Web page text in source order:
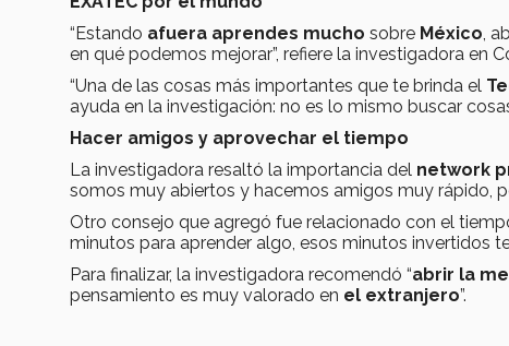
“Estando afuera aprendes mucho sobre México ,
en qué podemos mejorar”, refiere la investigadora en
“Una de las cosas más importantes que te brinda el
ayuda en la investigación: no es lo mismo buscar
Hacer amigos y aprovechar el tiempo
La investigadora resaltó la importancia del network
somos muy abiertos y hacemos amigos muy rápido,
Otro consejo que agregó fue relacionado con el
minutos para aprender algo, esos minutos invertidos
Para finalizar, la investigadora recomendó “abrir la
pensamiento es muy valorado en el extranjero”.